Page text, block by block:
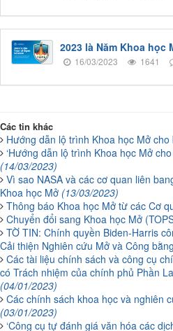
2023 là Năm Khoa học
16/03/2023 1641
Các tin khác
Hướng dẫn lộ trình Khoa học Mở cho
‘Hướng dẫn lộ trình Khoa học Mở
(14/03/2023)
Vì sao NASA và các cơ quan liên
Khoa học Mở (13/03/2023)
Thông báo Khoa học Mở từ các Cơ
Chuyển đổi sang Khoa học Mở
TỜ TIN: Chính quyền Biden-Harris
Cải thiện Nghiên cứu Mở và Công bằng
Các tài liệu chính sách và công cụ
có Trách nhiệm của chính phủ Phần
(04/01/2023)
Các chính sách khoa học và nghiên
(03/01/2023)
‘Công cụ tự đánh giá văn hóa các